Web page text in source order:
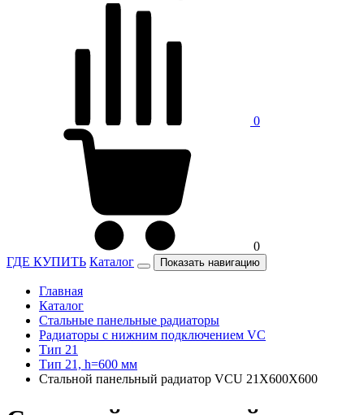
0
0
ГДЕ КУПИТЬ Каталог Показать навигацию
Главная
Каталог
Стальные панельные радиаторы
Радиаторы c нижним подключением VC
Тип 21
Тип 21, h=600 мм
Стальной панельный радиатор VCU 21Х600X600